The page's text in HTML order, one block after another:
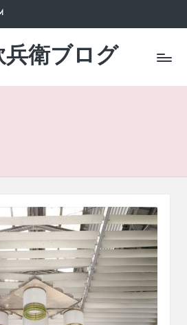
衛ブログ